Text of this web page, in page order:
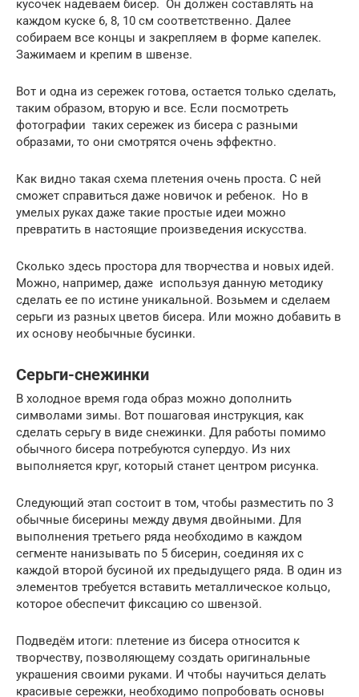
кусочек надеваем бисер. Он должен составлять на
каждом куске 6, 8, 10 см соответственно. Далее
собираем все концы и закрепляем в форме капелек.
Зажимаем и крепим в швензе.
Вот и одна из сережек готова, остается только сделать,
таким образом, вторую и все. Если посмотреть
фотографии таких сережек из бисера с разными
образами, то они смотрятся очень эффектно.
Как видно такая схема плетения очень проста. С ней
сможет справиться даже новичок и ребенок. Но в
умелых руках даже такие простые идеи можно
превратить в настоящие произведения искусства.
Сколько здесь простора для творчества и новых идей.
Можно, например, даже используя данную методику
сделать ее по истине уникальной. Возьмем и сделаем
серьги из разных цветов бисера. Или можно добавить в
их основу необычные бусинки.
Серьги-снежинки
В холодное время года образ можно дополнить
символами зимы. Вот пошаговая инструкция, как
сделать серьгу в виде снежинки. Для работы помимо
обычного бисера потребуются супердуо. Из них
выполняется круг, который станет центром рисунка.
Следующий этап состоит в том, чтобы разместить по 3
обычные бисерины между двумя двойными. Для
выполнения третьего ряда необходимо в каждом
сегменте нанизывать по 5 бисерин, соединяя их с
каждой второй бусиной их предыдущего ряда. В один из
элементов требуется вставить металлическое кольцо,
которое обеспечит фиксацию со швензой.
Подведём итоги: плетение из бисера относится к
творчеству, позволяющему создать оригинальные
украшения своими руками. И чтобы научиться делать
красивые сережки, необходимо попробовать основы